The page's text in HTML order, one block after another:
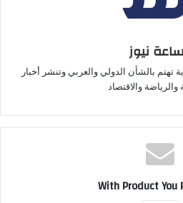
نيوز
بالشأن الدولي والعربي وتنشر أخبار
والاقتصاد
With Product You